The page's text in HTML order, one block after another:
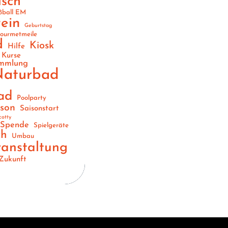
EM
Geburtstag
Hilfe Kiosk
Kurse
Poolparty
Saisonstart
Spende Spielgeräte
Umbau